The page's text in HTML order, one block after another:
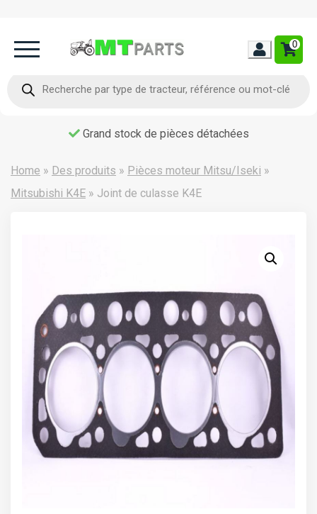
0
produits
Grand stock de pièces détachées
Home » Des produits » Pièces moteur Mitsu/Iseki »
Mitsubishi K4E » Joint de culasse K4E